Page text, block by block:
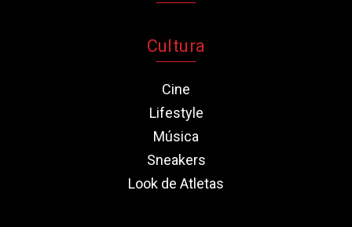
Cultura
Cine
Lifestyle
Música
Sneakers
Look de Atletas